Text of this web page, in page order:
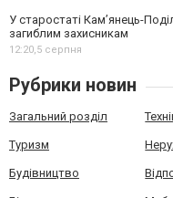
У старостаті Кам’янець-
загиблим захисникам
12:20,5 серпня
Рубрики новин
Загальний розділ
Туризм
Будівництво